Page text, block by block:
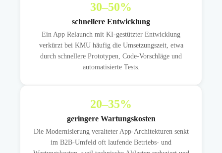
30–50%
schnellere Entwicklung
Ein App Relaunch mit KI-gestützter Entwicklung
verkürzt bei KMU häufig die Umsetzungszeit, etwa
durch schnellere Prototypen, Code-Vorschläge und
automatisierte Tests.
20–35%
geringere Wartungskosten
Die Modernisierung veralteter App-Architekturen senkt
im B2B-Umfeld oft laufende Betriebs- und